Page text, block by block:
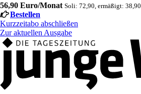
56,90 Euro/Monat Soli: 72,90, ermäßigt: 38,90
Bestellen
Kurzzeitabo abschließen
Zur aktuellen Ausgabe